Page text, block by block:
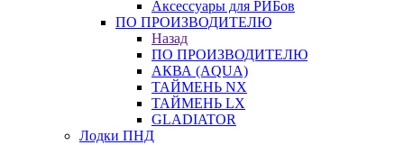
Аксессуары для РИБов
ПО ПРОИЗВОДИТЕЛЮ
Назад
ПО ПРОИЗВОДИТЕЛЮ
АКВА (AQUA)
ТАЙМЕНЬ NX
ТАЙМЕНЬ LX
GLADIATOR
Лодки ПНД